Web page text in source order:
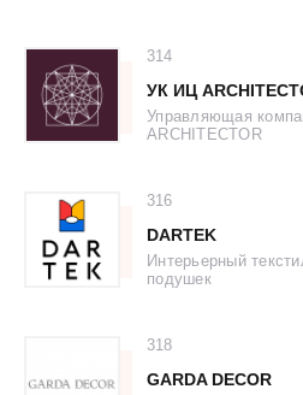
314
УК ИЦ
Управляющая
ARCHITECTOR
316
DARTEK
Интерьерный
подушек
318
GARDA DECOR